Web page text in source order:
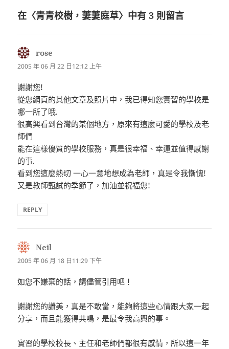
在〈青青校樹，萋萋庭草〉中有 3 則留言
rose
示:
2005 年 06 月 22 日12:12 上午
謝謝您!
從您網頁的其他文章及照片中，我已得知您實習的學校是
哪一所了哦.
很高興看到台灣的某個地方，原來有這麼可愛的學校及老
師們
能在這樣優質的學校服務，真是很幸福、幸運並值得感謝
的事.
看到您這麼熱切 一心一意地想成為老師，真是令我慚愧!
又是教師甄試的季節了，加油並祝福您!
REPLY
Neil
示:
2005 年 06 月 18 日11:29 下午
如您不嫌棄的話，請儘管引用吧！
謝謝您的讚美，真是不敢當，能夠將這些心情跟大家一起
分享，而且能獲得共鳴，是最令我高興的事。
實習的學校校長、主任和老師們都很有感情，所以這一年